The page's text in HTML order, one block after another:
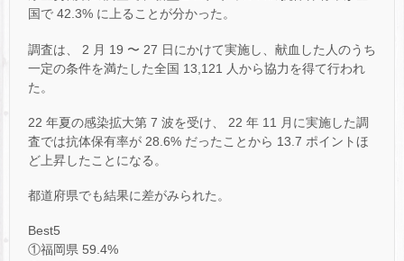
国で 42.3% に上ることが分かった。
調査は、 2 月 19 〜 27 日にかけて実施し、献血した人のうち
一定の条件を満たした全国 13,121 人から協力を得て行われ
た。
22 年夏の感染拡大第 7 波を受け、 22 年 11 月に実施した調
査では抗体保有率が 28.6% だったことから 13.7 ポイントほ
ど上昇したことになる。
都道府県でも結果に差がみられた。
Best5
①福岡県 59.4%